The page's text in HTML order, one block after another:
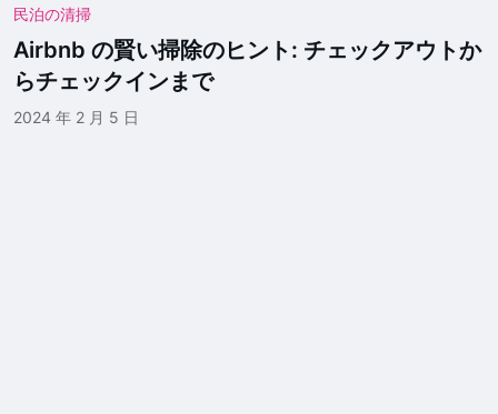
民泊の清掃
Airbnb の賢い掃除のヒント: チェックアウトか
らチェックインまで
2024 年 2 月 5 日